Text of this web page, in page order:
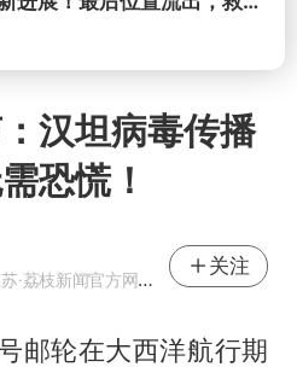
汉坦病毒传播
恐慌！
苏·荔枝新闻官方网易号
关注
邮轮在大西洋航行期